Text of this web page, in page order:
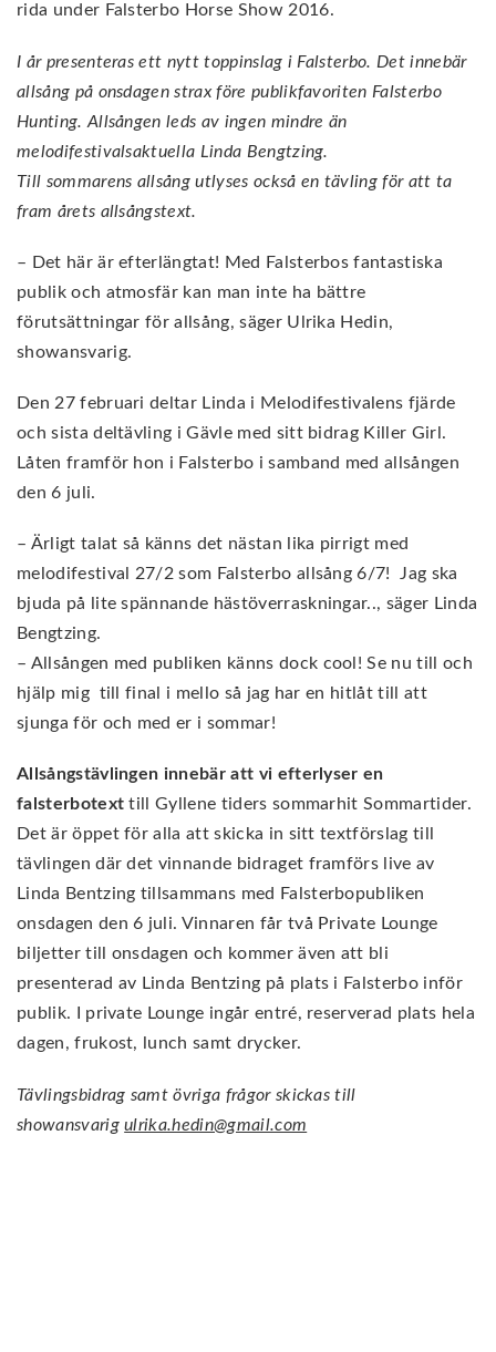
rida under Falsterbo Horse Show 2016.
I år presenteras ett nytt toppinslag i Falsterbo. Det innebär
allsång på onsdagen strax före publikfavoriten Falsterbo
Hunting. Allsången leds av ingen mindre än
melodifestivalsaktuella Linda Bengtzing.
Till sommarens allsång utlyses också en tävling för att ta
fram årets allsångstext.
– Det här är efterlängtat! Med Falsterbos fantastiska
publik och atmosfär kan man inte ha bättre
förutsättningar för allsång, säger Ulrika Hedin,
showansvarig.
Den 27 februari deltar Linda i Melodifestivalens fjärde
och sista deltävling i Gävle med sitt bidrag Killer Girl.
Låten framför hon i Falsterbo i samband med allsången
den 6 juli.
– Ärligt talat så känns det nästan lika pirrigt med
melodifestival 27/2 som Falsterbo allsång 6/7! Jag ska
bjuda på lite spännande hästöverraskningar.., säger Linda
Bengtzing.
– Allsången med publiken känns dock cool! Se nu till och
hjälp mig till final i mello så jag har en hitlåt till att
sjunga för och med er i sommar!
Allsångstävlingen innebär att vi efterlyser en
falsterbotexttill Gyllene tiders sommarhit Sommartider.
Det är öppet för alla att skicka in sitt textförslag till
tävlingen där det vinnande bidraget framförs live av
Linda Bentzing tillsammans med Falsterbopubliken
onsdagen den 6 juli. Vinnaren får två Private Lounge
biljetter till onsdagen och kommer även att bli
presenterad av Linda Bentzing på plats i Falsterbo inför
publik. I private Lounge ingår entré, reserverad plats hela
dagen, frukost, lunch samt drycker.
Tävlingsbidrag samt övriga frågor skickas till
showansvarigulrika.hedin@gmail.com